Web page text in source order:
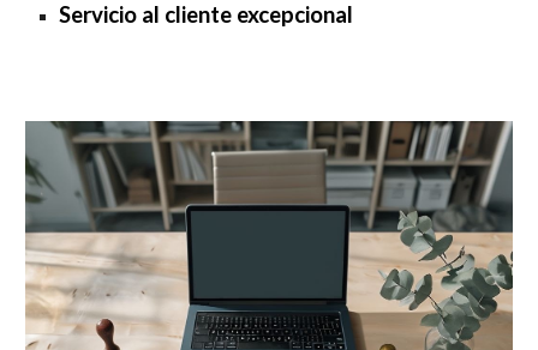
Servicio al cliente excepcional